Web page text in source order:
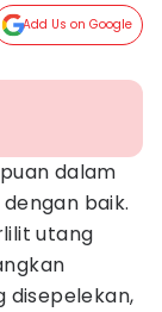
Add Us on Google
dalam
baik.
utang
disepelekan,